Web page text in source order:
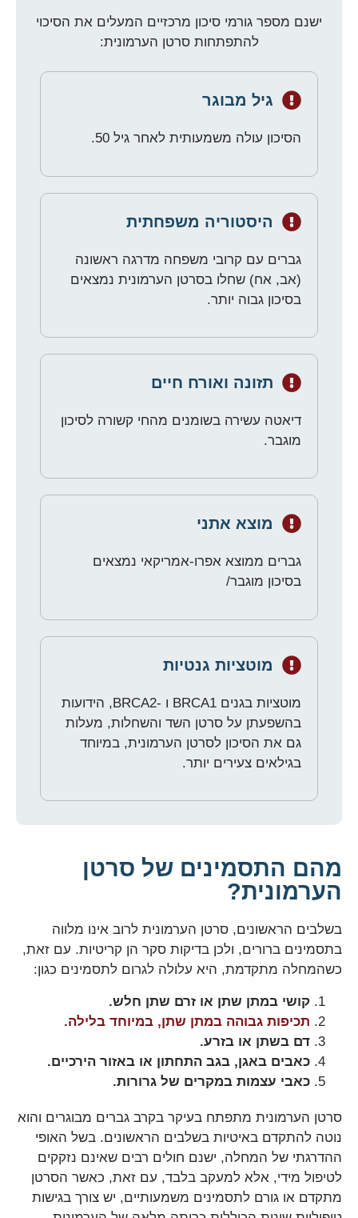
ישנם מספר גורמי סיכון מרכזיים המעלים את הסיכוי
להתפתחות סרטן הערמונית:
גיל מבוגר
הסיכון עולה משמעותית לאחר גיל 50.
היסטוריה משפחתית
גברים עם קרובי משפחה מדרגה ראשונה
(אב, אח) שחלו בסרטן הערמונית נמצאים
בסיכון גבוה יותר.
תזונה ואורח חיים
דיאטה עשירה בשומנים מהחי קשורה לסיכון
מוגבר.
מוצא אתני
גברים ממוצא אפרו-אמריקאי נמצאים
בסיכון מוגבר/
מוטציות גנטיות
מוטציות בגנים BRCA1 ו -BRCA2, הידועות
בהשפעתן על סרטן השד והשחלות, מעלות
גם את הסיכון לסרטן הערמונית, במיוחד
בגילאים צעירים יותר.
מהם התסמינים של סרטן
הערמונית?
בשלבים הראשונים, סרטן הערמונית לרוב אינו מלווה
בתסמינים ברורים, ולכן בדיקות סקר הן קריטיות. עם זאת,
כשהמחלה מתקדמת, היא עלולה לגרום לתסמינים כגון:
קושי במתן שתן או זרם שתן חלש.
תכיפות גבוהה במתן שתן, במיוחד בלילה.
דם בשתן או בזרע.
כאבים באגן, בגב התחתון או באזור הירכיים.
כאבי עצמות במקרים של גרורות.
סרטן הערמונית מתפתח בעיקר בקרב גברים מבוגרים והוא
נוטה להתקדם באיטיות בשלבים הראשונים. בשל האופי
ההדרגתי של המחלה, ישנם חולים רבים שאינם נזקקים
לטיפול מידי, אלא למעקב בלבד, עם זאת, כאשר הסרטן
מתקדם או גורם לתסמינים משמעותיים, יש צורך בגישות